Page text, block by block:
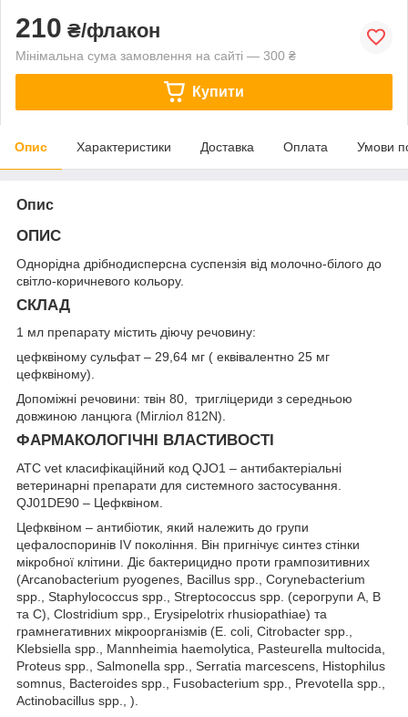
210 ₴/флакон
Мінімальна сума замовлення на сайті — 300 ₴
Купити
Опис Характеристики Доставка Оплата Умови
Опис
ОПИС
Однорідна дрібнодисперсна суспензія від молочно-білого до
світло-коричневого кольору.
СКЛАД
1 мл препарату містить діючу речовину:
цефквіному сульфат – 29,64 мг ( еквівалентно 25 мг
цефквіному).
Допоміжні речовини: твін 80, тригліцериди з середньою
довжиною ланцюга (Мігліол 812N).
ФАРМАКОЛОГІЧНІ ВЛАСТИВОСТІ
АТС vet класифікаційний код QJO1 – антибактеріальні
ветеринарні препарати для системного застосування.
QJ01DE90 – Цефквіном.
Цефквіном – антибіотик, який належить до групи
цефалоспоринів IV покоління. Він пригнічує синтез стінки
мікробної клітини. Діє бактерицидно проти грампозитивних
(Arcanobacterium pyogenes, Bacillus spp., Corynebacterium
spp., Staphylococcus spp., Streptococcus spp. (серогрупи А, В
та С), Clostridium spp., Erysipelotrix rhusiopathiae) та
грамнегативних мікроорганізмів (Е. coli, Citrobacter spp.,
Klebsiella spp., Mannheimia haemolytica, Pasteurella multocida,
Proteus spp., Salmonella spp., Serratia marcescens, Histophilus
somnus, Bacteroides spp., Fusobacterium spp., PrevoteIla spp.,
Actinobacillus spp., ).